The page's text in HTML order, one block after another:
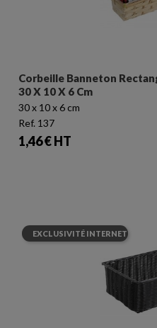
Corbeille Banneton
30 X 10 X 6 Cm
30 x 10 x 6 cm
Ref. 137
Prix
1,46 € HT
EXCLUSIVITÉ INTERNET